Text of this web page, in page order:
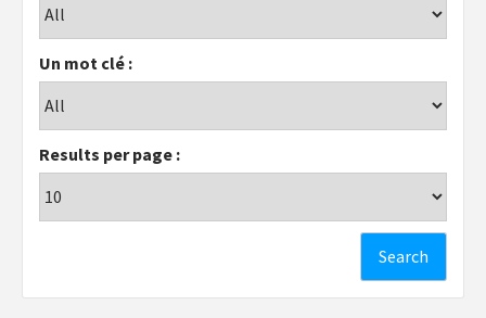
Un mot clé :
Results per page :